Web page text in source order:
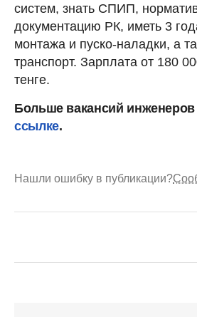
систем, знать СПИП,
документацию РК, иметь 3
монтажа и пуско-наладки, а
транспорт. Зарплата от 180
тенге.
Больше вакансий инженеров
ссылке.
Нашли ошибку в публикации?